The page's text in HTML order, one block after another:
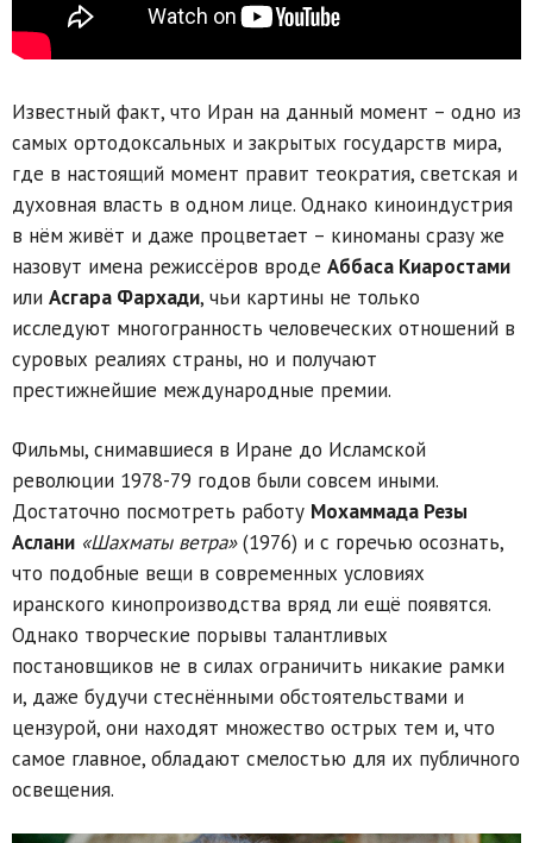
Известный факт, что Иран на данный момент – одно из
самых ортодоксальных и закрытых государств мира,
где в настоящий момент правит теократия, светская и
духовная власть в одном лице. Однако киноиндустрия
в нём живёт и даже процветает – киноманы сразу же
назовут имена режиссёров вроде Аббаса Киаростами
или Асгара Фархади, чьи картины не только
исследуют многогранность человеческих отношений в
суровых реалиях страны, но и получают
престижнейшие международные премии.
Фильмы, снимавшиеся в Иране до Исламской
революции 1978-79 годов были совсем иными.
Достаточно посмотреть работу Мохаммада Резы
Аслани «Шахматы ветра»(1976) и с горечью осознать,
что подобные вещи в современных условиях
иранского кинопроизводства вряд ли ещё появятся.
Однако творческие порывы талантливых
постановщиков не в силах ограничить никакие рамки
и, даже будучи стеснёнными обстоятельствами и
цензурой, они находят множество острых тем и, что
самое главное, обладают смелостью для их публичного
освещения.